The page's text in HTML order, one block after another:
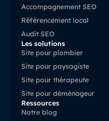
Accompagnement SEO
Référencement local
Audit SEO
Les solutions
Site pour plombier
Site pour paysagiste
Site pour thérapeute
Site pour déménageur
Ressources
Notre blog